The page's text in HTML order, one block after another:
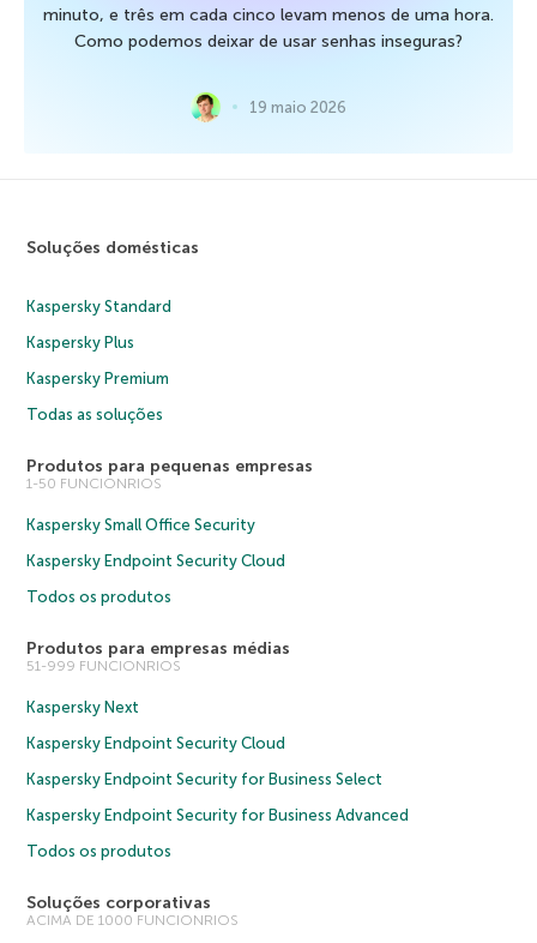
minuto, e três em cada cinco levam menos de uma hora.
Como podemos deixar de usar senhas inseguras?
19 maio 2026
Soluções domésticas
Kaspersky Standard
Kaspersky Plus
Kaspersky Premium
Todas as soluções
Produtos para pequenas empresas
1-50 FUNCIONRIOS
Kaspersky Small Office Security
Kaspersky Endpoint Security Cloud
Todos os produtos
Produtos para empresas médias
51-999 FUNCIONRIOS
Kaspersky Next
Kaspersky Endpoint Security Cloud
Kaspersky Endpoint Security for Business Select
Kaspersky Endpoint Security for Business Advanced
Todos os produtos
Soluções corporativas
ACIMA DE 1000 FUNCIONRIOS